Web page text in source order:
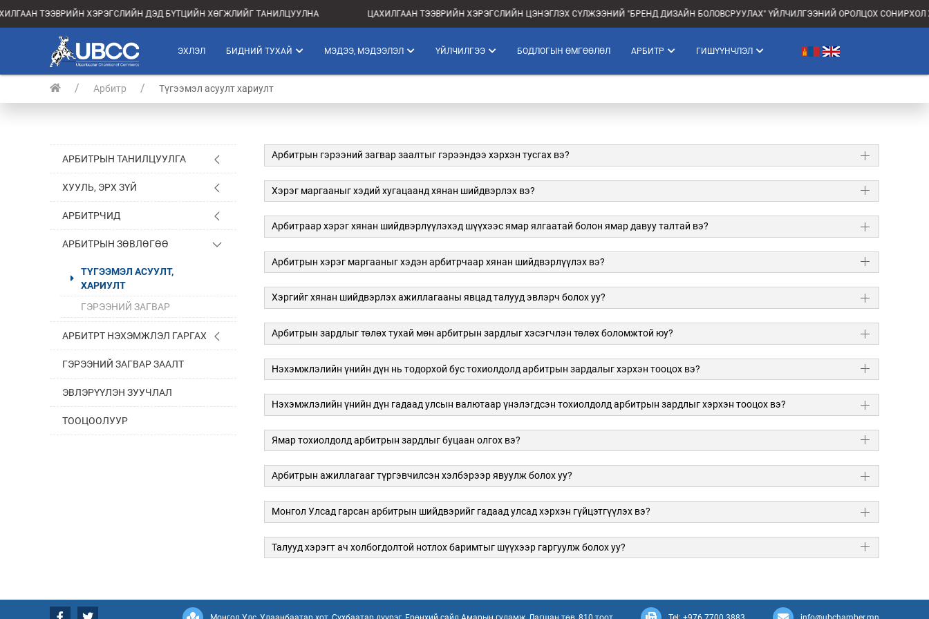
ТЭЭВРИЙН ХЭРЭГСЛИЙН ДЭД БҮТЦИЙН ХӨГЖЛИЙГ ТАНИЛЦУУЛНА ЦАХИЛГААН ТЭЭВРИЙН ХЭРЭГСЛИЙН ЦЭНЭГЛЭХ СҮЛЖЭЭНИЙ "БРЕНД ДИЗАЙН БОЛОВСРУУЛАХ" ҮЙЛЧИЛГЭЭНИЙ ОРОЛЦОХ СОНИРХОЛ
ЭХЛЭЛ БИДНИЙ ТУХАЙ МЭДЭЭ, МЭДЭЭЛЭЛ ҮЙЛЧИЛГЭЭ БОДЛОГЫН ӨМГӨӨЛӨЛ АРБИТР ГИШҮҮНЧЛЭЛ
Арбитр Түгээмэл асуулт хариулт
АРБИТРЫН ТАНИЛЦУУЛГА
ХУУЛЬ, ЭРХ ЗҮЙ
АРБИТРЧИД
АРБИТРЫН ЗӨВЛӨГӨӨ
ТҮГЭЭМЭЛ АСУУЛТ,
ХАРИУЛТ
ГЭРЭЭНИЙ ЗАГВАР
АРБИТРТ НЭХЭМЖЛЭЛ ГАРГАХ
ГЭРЭЭНИЙ ЗАГВАР ЗААЛТ
ЭВЛЭРҮҮЛЭН ЗУУЧЛАЛ
ТООЦООЛУУР
Арбитрын гэрээний загвар заалтыг гэрээндээ хэрхэн тусгах вэ?
Хэрэг маргааныг хэдий хугацаанд хянан шийдвэрлэх вэ?
Арбитраар хэрэг хянан шийдвэрлүүлэхэд шүүхээс ямар ялгаатай болон ямар давуу талтай вэ?
Арбитрын хэрэг маргааныг хэдэн арбитрчаар хянан шийдвэрлүүлэх вэ?
Хэргийг хянан шийдвэрлэх ажиллагааны явцад талууд эвлэрч болох уу?
Арбитрын зардлыг төлөх тухай мөн арбитрын зардлыг хэсэгчлэн төлөх боломжтой юу?
Нэхэмжлэлийн үнийн дүн нь тодорхой бус тохиолдолд арбитрын зардалыг хэрхэн тооцох вэ?
Нэхэмжлэлийн үнийн дүн гадаад улсын валютаар үнэлэгдсэн тохиолдолд арбитрын зардлыг хэрхэн тооцох вэ?
Ямар тохиолдолд арбитрын зардлыг буцаан олгох вэ?
Арбитрын ажиллагааг түргэвчилсэн хэлбэрээр явуулж болох уу?
Монгол Улсад гарсан арбитрын шийдвэрийг гадаад улсад хэрхэн гүйцэтгүүлэх вэ?
Талууд хэрэгт ач холбогдолтой нотлох баримтыг шүүхээр гаргуулж болох уу?